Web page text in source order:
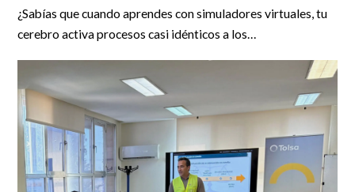
¿Sabías que cuando aprendes con simuladores virtuales, tu
cerebro activa procesos casi idénticos a los…